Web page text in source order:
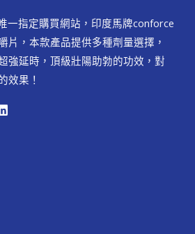
一指定購買網站，印度馬牌conforce
片，本款產品提供多種劑量選擇，
強延時，頂級壯陽助勃的功效，對
效果！